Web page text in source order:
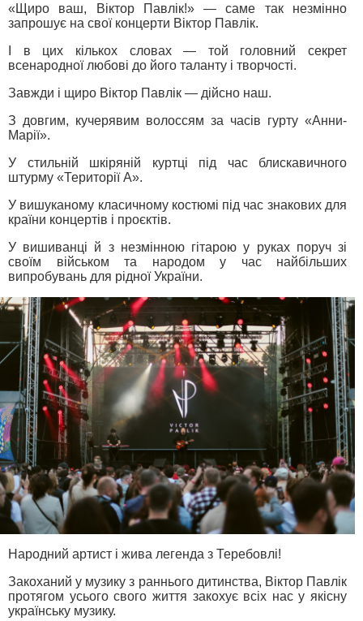
«Щиро ваш, Віктор Павлік!» — саме так незмінно
запрошує на свої концерти Віктор Павлік.
І в цих кількох словах — той головний секрет
всенародної любові до його таланту і творчості.
Завжди і щиро Віктор Павлік — дійсно наш.
З довгим, кучерявим волоссям за часів гурту «Анни-
Марії».
У стильній шкіряній куртці під час блискавичного
штурму «Території А».
У вишуканому класичному костюмі під час знакових для
країни концертів і проєктів.
У вишиванці й з незмінною гітарою у руках поруч зі
своїм військом та народом у час найбільших
випробувань для рідної України.
Народний артист і жива легенда з Теребовлі!
Закоханий у музику з раннього дитинства, Віктор Павлік
протягом усього свого життя закохує всіх нас у якісну
українську музику.